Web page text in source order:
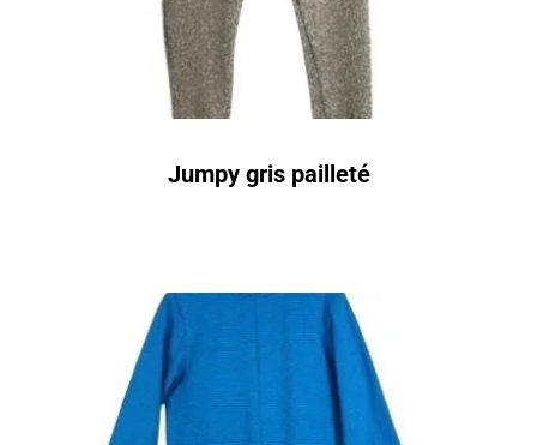
Jumpy gris pailleté